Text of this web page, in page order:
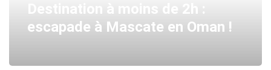
Destination à moins de 2h :
escapade à Mascate en Oman !